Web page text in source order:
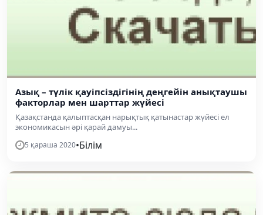
Азық – түлік қауіпсіздігінің деңгейін анықтаушы
факторлар мен шарттар жүйесі
Қазақстанда қалыптасқан нарықтық қатынастар жүйесі ел
экономикасын әрі қарай дамуы...
5 қараша 2020•Білім